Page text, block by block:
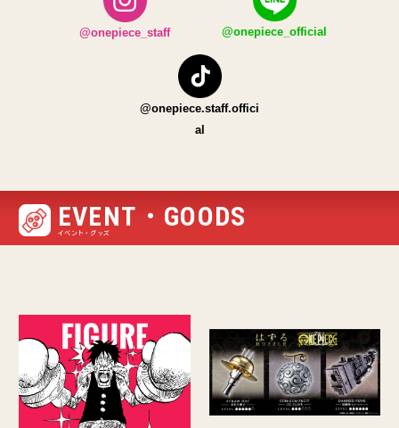
@onepiece_staff @onepiece_official
@onepiece.staff.offici
al
EVENT・GOODS
イベント・グッズ